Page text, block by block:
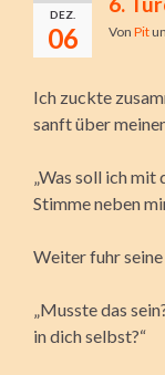
DEZ.
06 Von Pit
Ich zuckte
sanft über
„Was soll ich mit
Stimme neben
Weiter fuhr
„Musste das
in dich selbst?“